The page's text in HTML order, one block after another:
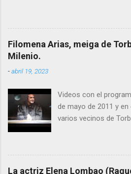
el pasado siglo tuvo
“obras y milagros”,
excelente difusora
pueblo, no en vano
mención a ANTON
fallecido) cuyo
conocer a esta
También
en el año 2000
información de
Filomena Arias, meiga de
Milenio.
-abril 19, 2023
Videos con el
de mayo de 2011 y
varios vecinos de
completo emitido en
Facebook otra copia
Facebook CUARTO
La actriz Elena Lombao